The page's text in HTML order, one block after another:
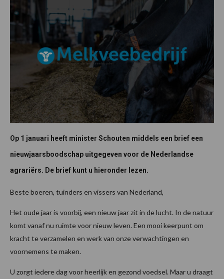
Op 1 januari heeft minister Schouten middels een brief een
nieuwjaarsboodschap uitgegeven voor de Nederlandse
agrariërs. De brief kunt u hieronder lezen.
Beste boeren, tuinders en vissers van Nederland,
Het oude jaar is voorbij, een nieuw jaar zit in de lucht. In de natuur
komt vanaf nu ruimte voor nieuw leven. Een mooi keerpunt om
kracht te verzamelen en werk van onze verwachtingen en
voornemens te maken.
U zorgt iedere dag voor heerlijk en gezond voedsel. Maar u draagt